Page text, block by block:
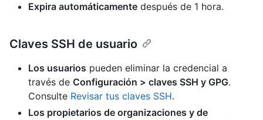
Expira automáticamente después de 1 hora.
Claves SSH de usuario
Los usuarios pueden eliminar la credencial a
través de Configuración > claves SSH y GPG.
Consulte Revisar tus claves SSH.
Los propietarios de organizaciones y de